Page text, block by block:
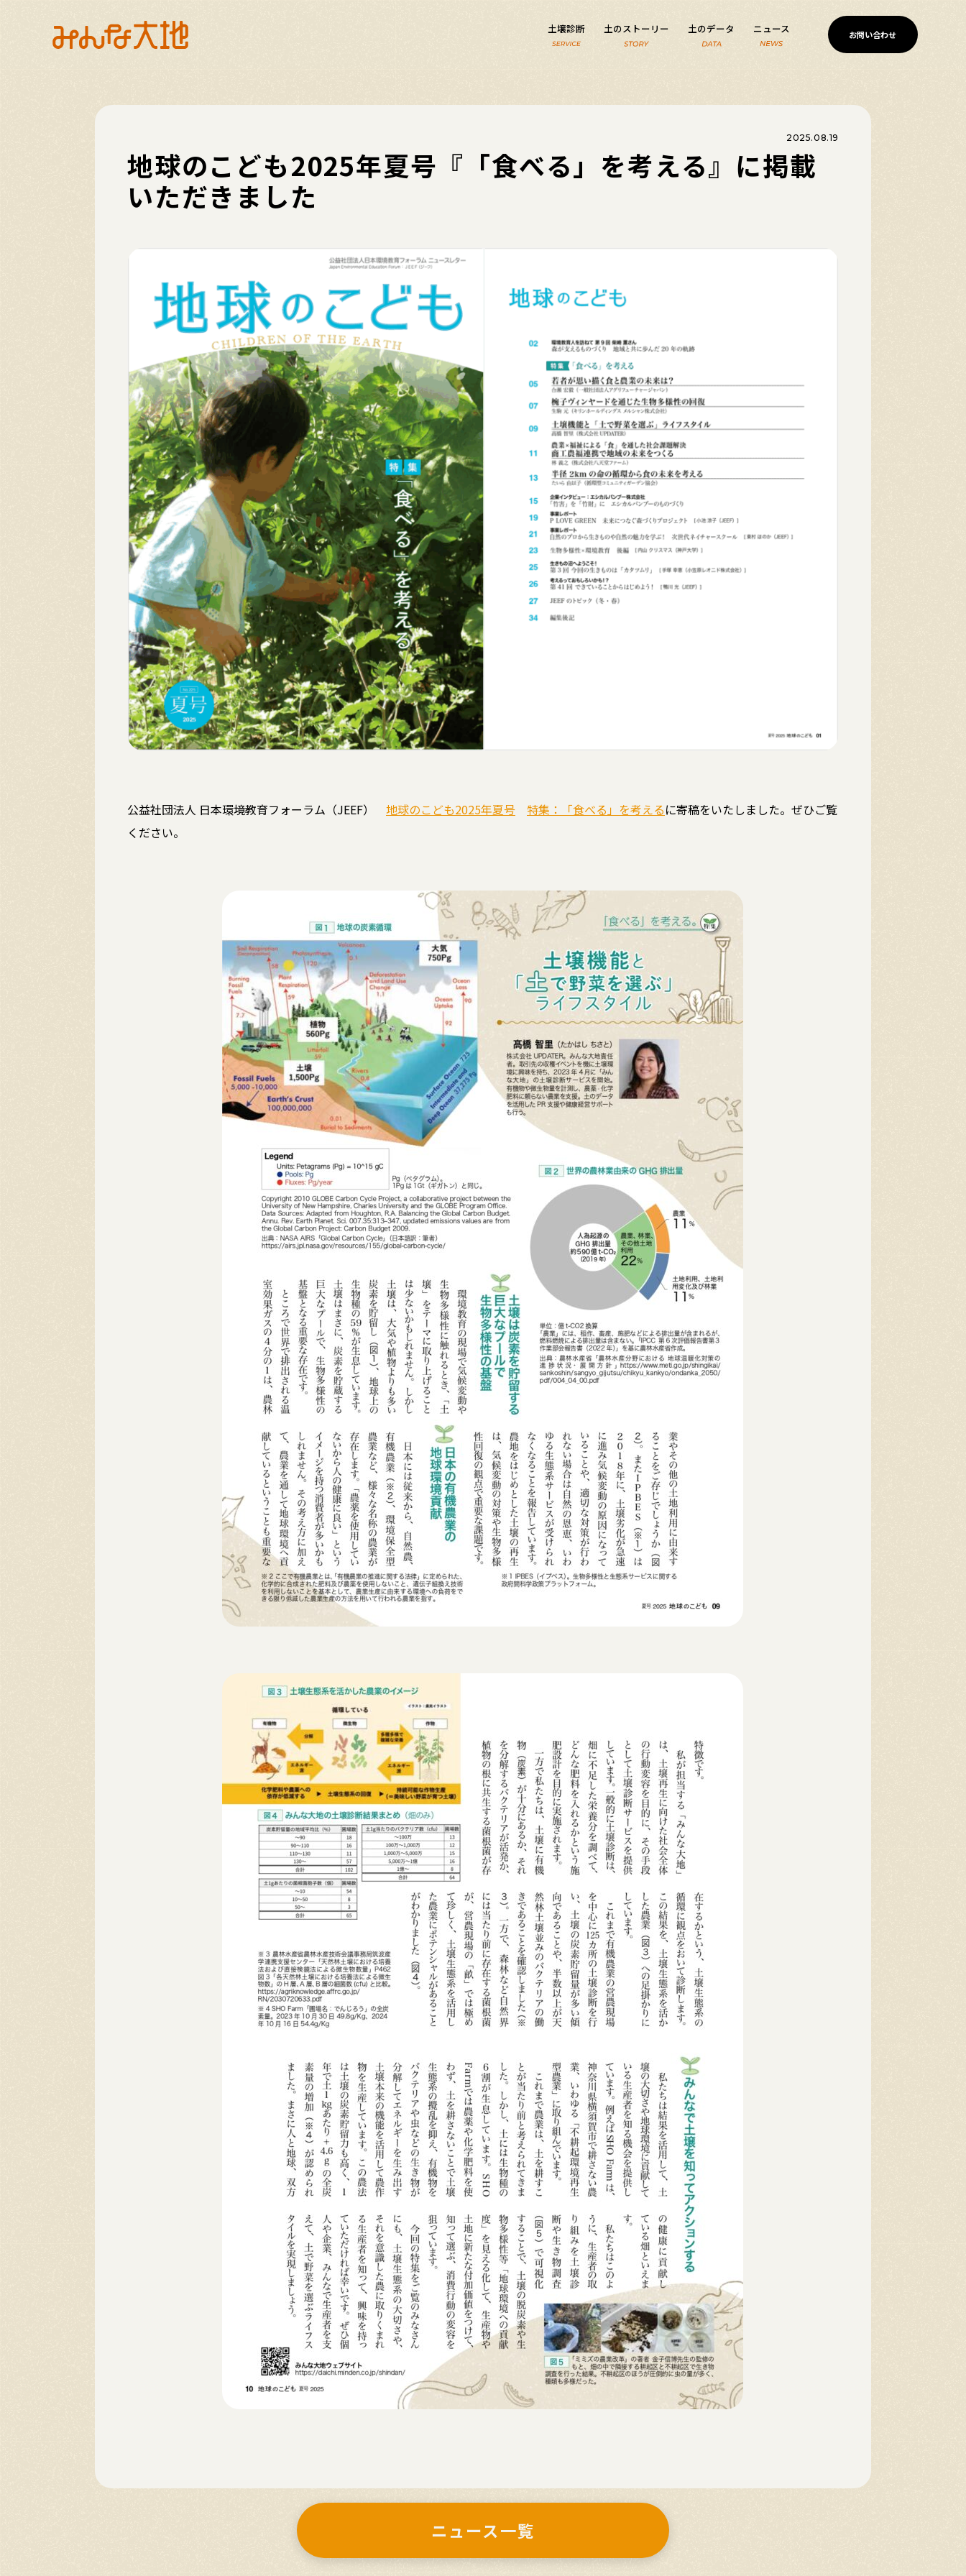
土壌診断 土のストーリー 土のデータ ニュース お問い合わせ
2025.08.19
地球のこども2025年夏号『「食べる」を考える』に掲載
いただきました
公益社団法人 日本環境教育フォーラム（JEEF） 地球のこども2025年夏号 特集：「食べる」を考えるに寄稿をいたしました。ぜひご覧
ください。
ニュース一覧